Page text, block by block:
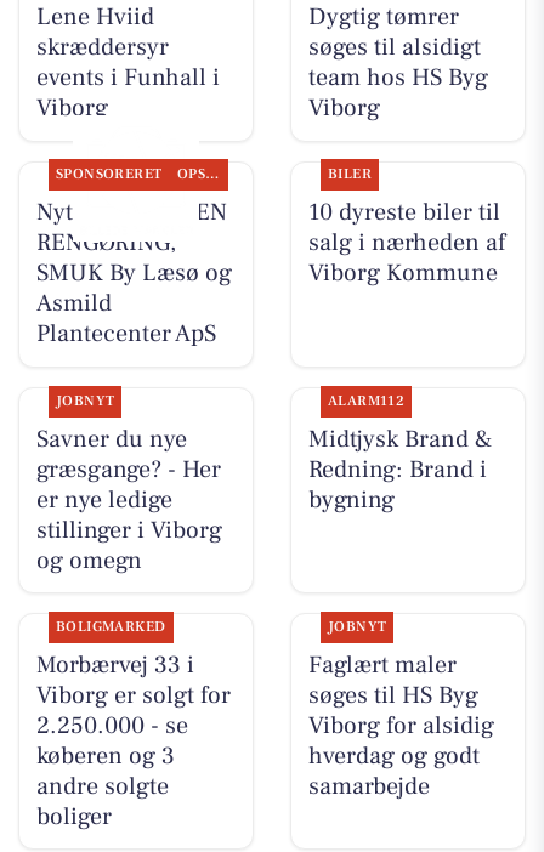
Lene Hviid
skræddersyr
events i Funhall i
Viborg
Dygtig tømrer
søges til alsidigt
team hos HS Byg
Viborg
SPONSORERET OPSLAGSTAVLEN
Nyt fra SUVERÆN
RENGØRING,
SMUK By Læsø og
Asmild
Plantecenter ApS
BILER
10 dyreste biler til
salg i nærheden af
Viborg Kommune
JOBNYT
Savner du nye
græsgange? - Her
er nye ledige
stillinger i Viborg
og omegn
ALARM112
Midtjysk Brand &
Redning: Brand i
bygning
BOLIGMARKED
Morbærvej 33 i
Viborg er solgt for
2.250.000 - se
køberen og 3
andre solgte
boliger
JOBNYT
Faglært maler
søges til HS Byg
Viborg for alsidig
hverdag og godt
samarbejde